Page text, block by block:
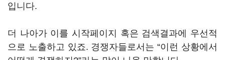
입니다.
더 나아가 이를 시작페이지 혹은 검색결과에 우선적
으로 노출하고 있죠. 경쟁자들로서는 “이런 상황에서